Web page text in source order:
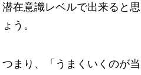
潜在意識レベルで出来ると
ょう。
つまり、「うまくいくのが当